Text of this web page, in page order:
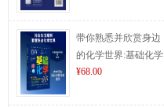
带你熟悉并欣赏身边
的化学世界:基础化学
¥68.00